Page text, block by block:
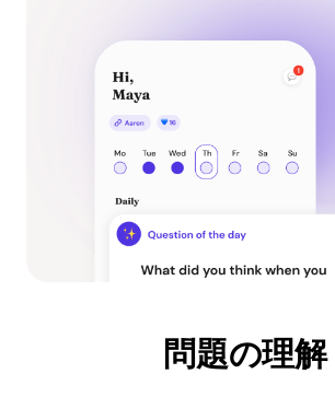
問題の理解